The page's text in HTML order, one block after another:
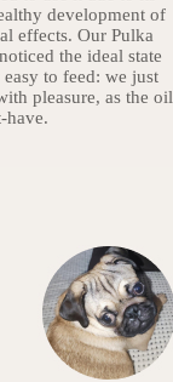
development of
effects. Our Pulka
the ideal state
to feed: we just
pleasure, as the oil
have.